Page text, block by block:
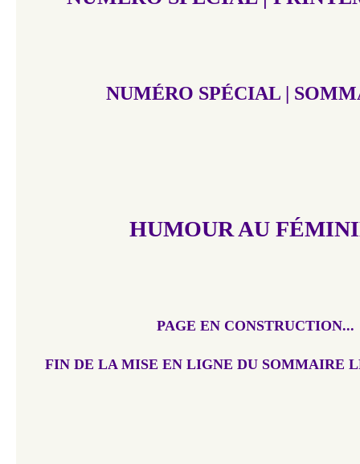
NUMÉRO SPÉCIAL |
HUMOUR AU
PAGE EN CONSTRUCTION...​​​​​
FIN DE LA MISE EN LIGNE DU SOMMAIRE